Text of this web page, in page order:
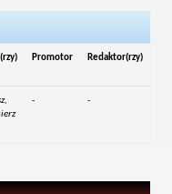
Promotor Redaktor(rzy)
- -